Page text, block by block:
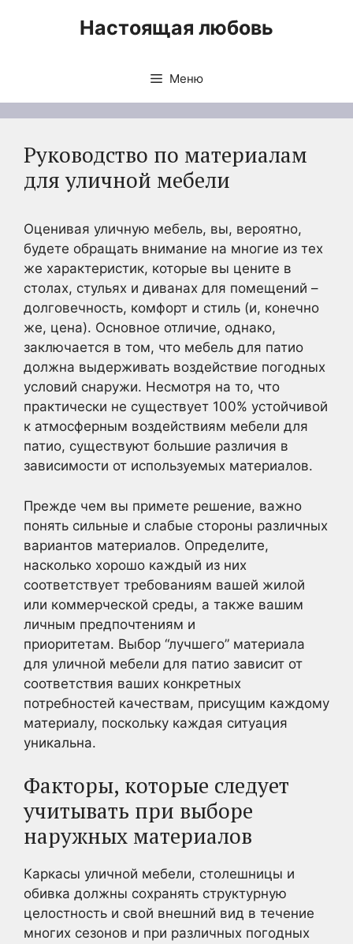
Настоящая любовь
Меню
Руководство по материалам
для уличной мебели
Оценивая уличную мебель, вы, вероятно,
будете обращать внимание на многие из тех
же характеристик, которые вы цените в
столах, стульях и диванах для помещений –
долговечность, комфорт и стиль (и, конечно
же, цена). Основное отличие, однако,
заключается в том, что мебель для патио
должна выдерживать воздействие погодных
условий снаружи. Несмотря на то, что
практически не существует 100% устойчивой
к атмосферным воздействиям мебели для
патио, существуют большие различия в
зависимости от используемых материалов.
Прежде чем вы примете решение, важно
понять сильные и слабые стороны различных
вариантов материалов. Определите,
насколько хорошо каждый из них
соответствует требованиям вашей жилой
или коммерческой среды, а также вашим
личным предпочтениям и
приоритетам. Выбор “лучшего” материала
для уличной мебели для патио зависит от
соответствия ваших конкретных
потребностей качествам, присущим каждому
материалу, поскольку каждая ситуация
уникальна.
Факторы, которые следует
учитывать при выборе
наружных материалов
Каркасы уличной мебели, столешницы и
обивка должны сохранять структурную
целостность и свой внешний вид в течение
многих сезонов и при различных погодных